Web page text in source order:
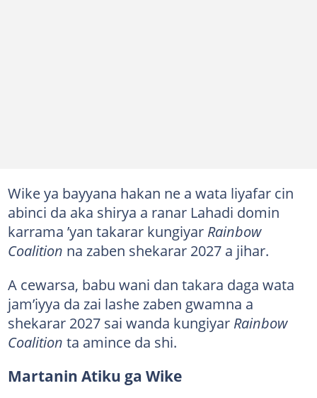
Wike ya bayyana hakan ne a wata liyafar cin
abinci da aka shirya a ranar Lahadi domin
karrama ’yan takarar kungiyar Rainbow
Coalition na zaben shekarar 2027 a jihar.
A cewarsa, babu wani dan takara daga wata
jam’iyya da zai lashe zaben gwamna a
shekarar 2027 sai wanda kungiyar Rainbow
Coalition ta amince da shi.
Martanin Atiku ga Wike